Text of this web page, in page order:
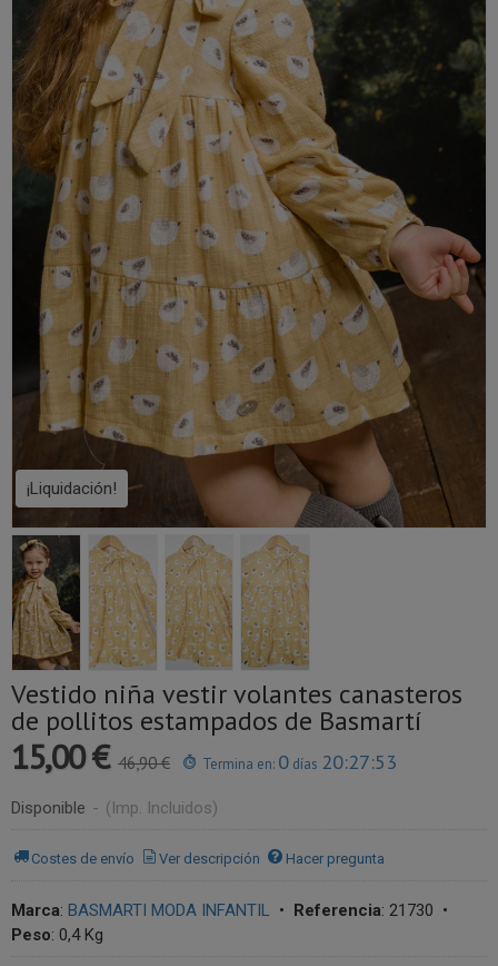
¡Liquidación!
Vestido niña vestir volantes canasteros
de pollitos estampados de Basmartí
15,00 € 46,90 € Termina en: 0 días 20:27:52
Disponible - (Imp. Incluidos)
Costes de envío Ver descripción Hacer pregunta
Marca: BASMARTI MODA INFANTIL • Referencia: 21730 •
Peso: 0,4 Kg